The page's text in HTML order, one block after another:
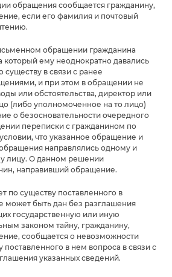
обращения сообщается гражданину,
если его фамилия и почтовый
обращении гражданина
который ему неоднократно давались
в связи с ранее
и при этом в обращении не
или обстоятельства, директор или
(либо уполномоченное на то лицо)
о безосновательности очередного
переписки с гражданином по
что указанное обращение и
направлялись одному и
лицу. О данном решении
направивший обращение.
по существу поставленного в
может быть дан без разглашения
государственную или иную
законом тайну, гражданину,
сообщается о невозможности
поставленного в нем вопроса в связи с
указанных сведений.